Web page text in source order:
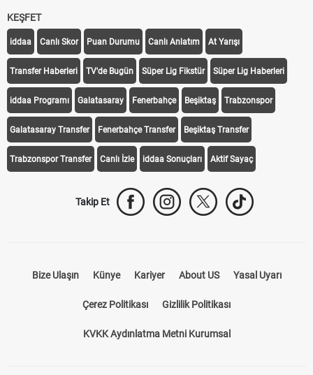
KEŞFET
iddaa Canlı Skor Puan Durumu Canlı Anlatım At Yarışı
Transfer Haberleri TV'de Bugün Süper Lig Fikstür Süper Lig Haberleri
iddaa Programı Galatasaray Fenerbahçe Beşiktaş Trabzonspor
Galatasaray Transfer Fenerbahçe Transfer Beşiktaş Transfer
Trabzonspor Transfer Canlı İzle iddaa Sonuçları Aktif Sayaç
Takip Et
Bize Ulaşın Künye Kariyer About US Yasal Uyarı
Çerez Politikası Gizlilik Politikası
KVKK Aydınlatma Metni Kurumsal